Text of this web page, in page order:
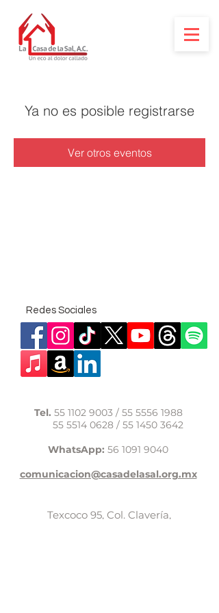
Ya no es posible registrarse
Ver otros eventos
Redes Sociales
Tel. 55 1102 9003 / 55 5556 1988
55 5514 0628/ 55 1450 3642
WhatsApp: 56 1091 9040
comunicacion@casadelasal.org.mx
Texcoco 95, Col. Clavería,